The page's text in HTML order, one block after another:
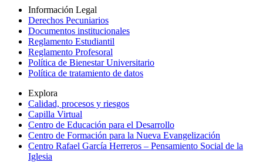
Información Legal
Derechos Pecuniarios
Documentos institucionales
Reglamento Estudiantil
Reglamento Profesoral
Política de Bienestar Universitario
Política de tratamiento de datos
Explora
Calidad, procesos y riesgos
Capilla Virtual
Centro de Educación para el Desarrollo
Centro de Formación para la Nueva Evangelización
Centro Rafael García Herreros – Pensamiento Social de la
Iglesia